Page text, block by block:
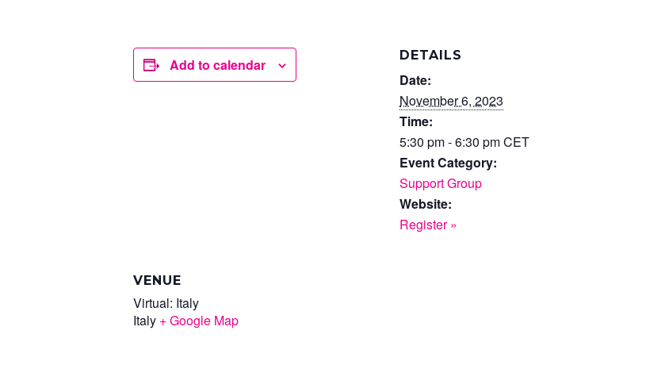
Add to calendar
DETAILS
Date:
November 6, 2023
Time:
5:30 pm - 6:30 pmCET
Event Category:
Support Group
Website:
Register »
VENUE
Virtual: Italy
Italy + Google Map